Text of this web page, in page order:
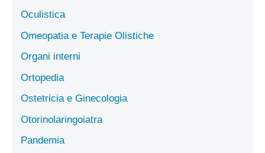
Oculistica
Omeopatia e Terapie Olistiche
Organi interni
Ortopedia
Ostetricia e Ginecologia
Otorinolaringoiatra
Pandemia